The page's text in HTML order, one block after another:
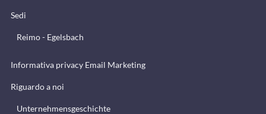
Sedi
Reimo - Egelsbach
Informativa privacy Email Marketing
Riguardo a noi
Unternehmensgeschichte